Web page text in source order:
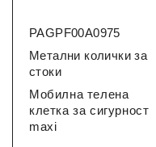
PAGPF00A0975
Метални колички за
стоки
Мобилна телена
клетка за сигурност
maxi